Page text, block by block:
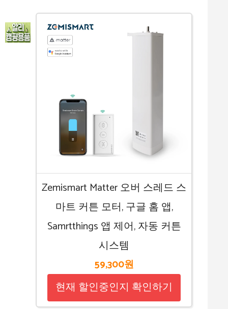
Zemismart Matter 오버 스레드 스
마트 커튼 모터, 구글 홈 앱,
Samrtthings 앱 제어, 자동 커튼
시스템
59,300원
현재 할인중인지 확인하기